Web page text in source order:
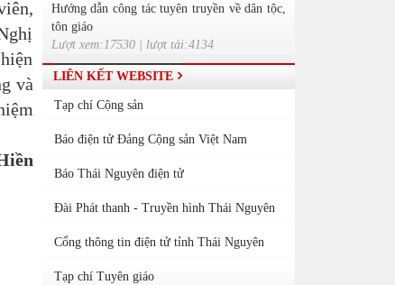
và
Hướng dẫn công tác tuyên truyền về dân tộc,
tôn giáo
Lượt xem:17530 | lượt tải:4134
LIÊN KẾT WEBSITE
Tạp chí Cộng sản
Báo điện tử Đảng Cộng sản Việt Nam
Báo Thái Nguyên điện tử
Đài Phát thanh - Truyền hình Thái Nguyên
Cổng thông tin điện tử tỉnh Thái Nguyên
Tạp chí Tuyên giáo